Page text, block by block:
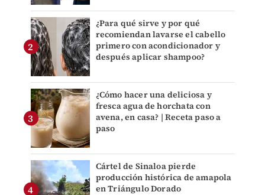
¿Para qué sirve y por qué
recomiendan lavarse el cabello
primero con acondicionador y
después aplicar shampoo?
¿Cómo hacer una deliciosa y
fresca agua de horchata con
avena, en casa? | Receta paso a
paso
Cártel de Sinaloa pierde
producción histórica de amapola
en Triángulo Dorado